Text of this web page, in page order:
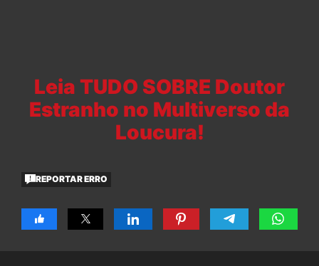
Leia TUDO SOBRE Doutor
Estranho no Multiverso da
Loucura!
REPORTAR ERRO